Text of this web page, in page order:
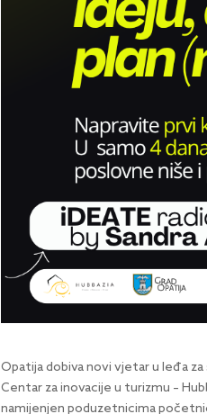
Opatija dobiva novi vjetar u leđa
Centar za inovacije u turizmu –
namijenjen poduzetnicima